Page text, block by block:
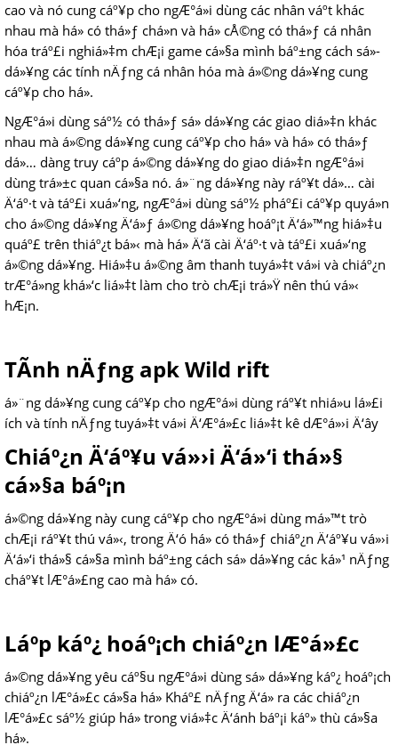
cao và nó cung cáº¥p cho ngÆ°á»i dùng các nhân váº­t khác
nhau mà há» có thá»ƒ chá»n và há» cÅ©ng có thá»ƒ cá nhân
hóa tráº£i nghiá»‡m chÆ¡i game cá»§a mình báº±ng cách sá»­
dá»¥ng các tính nÄƒng cá nhân hóa mà á»©ng dá»¥ng cung
cáº¥p cho há».
NgÆ°á»i dùng sáº½ có thá»ƒ sá»­ dá»¥ng các giao diá»‡n khác
nhau mà á»©ng dá»¥ng cung cáº¥p cho há» và há» có thá»ƒ
dá»… dàng truy cáº­p á»©ng dá»¥ng do giao diá»‡n ngÆ°á»i
dùng trá»±c quan cá»§a nó. á»¨ng dá»¥ng này ráº¥t dá»… cài
Ä‘áº·t và táº£i xuá»‘ng, ngÆ°á»i dùng sáº½ pháº£i cáº¥p quyá»n
cho á»©ng dá»¥ng Ä‘á»ƒ á»©ng dá»¥ng hoáº¡t Ä‘á»™ng hiá»‡u
quáº£ trên thiáº¿t bá»‹ mà há» Ä‘ã cài Ä‘áº·t và táº£i xuá»‘ng
á»©ng dá»¥ng. Hiá»‡u á»©ng âm thanh tuyá»‡t vá»i và chiáº¿n
trÆ°á»ng khá»‘c liá»‡t làm cho trò chÆ¡i trá»Ÿ nên thú vá»‹
hÆ¡n.
TÃ­nh nÄƒng apk Wild rift
á»¨ng dá»¥ng cung cáº¥p cho ngÆ°á»i dùng ráº¥t nhiá»u lá»£i
ích và tính nÄƒng tuyá»‡t vá»i Ä‘Æ°á»£c liá»‡t kê dÆ°á»›i Ä‘ây
Chiáº¿n Ä‘áº¥u vá»›i Ä‘á»‘i thá»§
cá»§a báº¡n
á»©ng dá»¥ng này cung cáº¥p cho ngÆ°á»i dùng má»™t trò
chÆ¡i ráº¥t thú vá»‹, trong Ä‘ó há» có thá»ƒ chiáº¿n Ä‘áº¥u vá»›i
Ä‘á»‘i thá»§ cá»§a mình báº±ng cách sá»­ dá»¥ng các ká»¹ nÄƒng
cháº¥t lÆ°á»£ng cao mà há» có.
Láº­p káº¿ hoáº¡ch chiáº¿n lÆ°á»£c
á»©ng dá»¥ng yêu cáº§u ngÆ°á»i dùng sá»­ dá»¥ng káº¿ hoáº¡ch
chiáº¿n lÆ°á»£c cá»§a há» Kháº£ nÄƒng Ä‘á» ra các chiáº¿n
lÆ°á»£c sáº½ giúp há» trong viá»‡c Ä‘ánh báº¡i káº» thù cá»§a
há».